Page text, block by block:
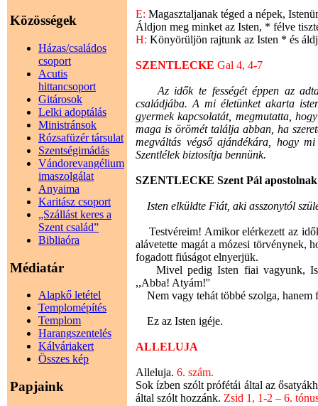
Közösségek
Házas/családos
csoport
Acutis
hittancsoport
Gitárosok
Lelki adoptálás
Ministránsok
Rózsafüzér társulat
Szentségimádás
Vándorevangélium
imaszolgálat
Anyaima
Karitász csoport
„Szállást keres a
Szent család”
Bibliaóra
Médiatár
Alapkő letétel
Templomépítés
Templom
Harangszentelés
Kálváriakert
Összes kép
Papjaink
E:Magasztaljanak téged a népek,
Áldjon meg minket az Isten, * félve
H: Könyörüljön rajtunk az Isten * és
SZENTLECKEGal 4, 4-7
Az idők te fességét éppen az adta
családjába. A mi életünket akarta
gyermek kapcsolatát, megmutatta,
maga is örömét találja abban, ha
megváltás végső ajándékára, hogy
Szentlélek biztosítja bennünk.
SZENTLECKE Szent Pál
Isten elküldte Fiát, aki asszonytól
Testvéreim! Amikor elérkezett az
alávetette magát a mózesi törvénynek,
fogadott fiúságot elnyerjük.
Mivel pedig Isten fiai vagyunk,
,,Abba! Atyám!''
Nem vagy tehát többé szolga, hanem
Ez az Isten igéje.
ALLELUJA
Alleluja.6. szám.
Sok ízben szólt prófétái által az
által szólt hozzánk. Zsid 1, 1-2 – 6.